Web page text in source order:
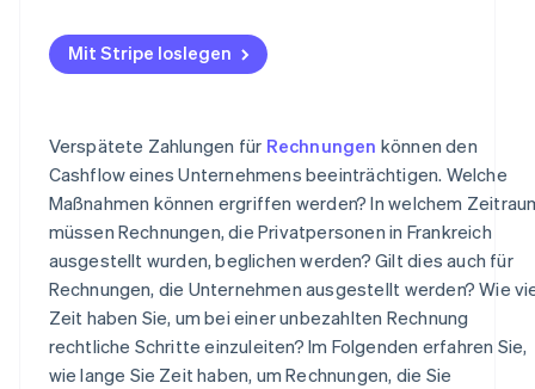
Mit Stripe loslegen
Verspätete Zahlungen für Rechnungen können den
Cashflow eines Unternehmens beeinträchtigen. Welche
Maßnahmen können ergriffen werden? In welchem
müssen Rechnungen, die Privatpersonen in Frankreich
ausgestellt wurden, beglichen werden? Gilt dies auch für
Rechnungen, die Unternehmen ausgestellt werden? Wie
Zeit haben Sie, um bei einer unbezahlten Rechnung
rechtliche Schritte einzuleiten? Im Folgenden erfahren Sie,
wie lange Sie Zeit haben, um Rechnungen, die Sie